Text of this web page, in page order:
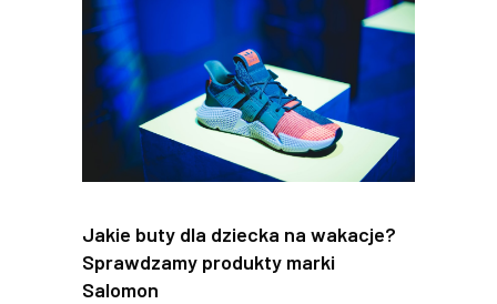
Jakie buty dla dziecka na wakacje?
Sprawdzamy produkty marki
Salomon